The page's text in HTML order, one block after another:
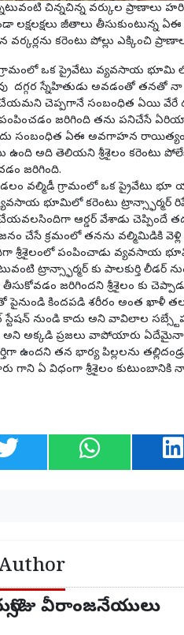
చిన్నచిన్న వర్కుల ప్రాణాలు
జీతాలు తీసుకుంటున్న ఏఈ
కరెంటు పోల్లు ఎక్కించి
గ్రామంలో ఒక ప్రైవేటు వ్యవసాయ
దగ్గర స్నేహితుడు అవడంతో తనతో
చేయమని చెప్పగానే సంబంధిత ఏయి వేరే
పంపించడం జరిగింది తను పనిచేసే
సంబంధిత ఏఈ అవగాహన రాయిత్యంతో
అది తెలియని శ్రీశైలం కరెంటు పోలేకి
జరిగింది.
వల్మిడీ గ్రామంలో ఒక ప్రైవేటు
భూమిలో కరెంటు ట్రాన్స్ఫార్మర్
చేయవలసిందిగా ఆర్డర్ వేశాడు చెప్పిందే
చేసే క్రమంలో తనను వల్మిమిడికి
శ్రీశైలంలో పంపించాడు వ్యవసాయ
ట్రాన్స్ఫార్మర్ కు పాలకుర్తి
జరిగిందని శ్రీశైలం కు
తో పైనుండి కిందపడి శరీరం అంత ఖాళీ
స్టేషన్ నుండి కాదు అని వావిలాల
అక్కడి ప్రజలు వాపోయారు ఏదేమైనా
ఉందని తన భార్య పిల్లలను
గాని ఏ విధంగా శ్రీశైలం కుటుంబానికి
వీరాంజనేయులు